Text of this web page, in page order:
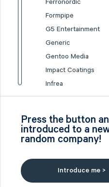
Ferronordic
Formpipe
G5 Entertainment
Generic
Gentoo Media
Impact Coatings
Infrea
Inission
I-tech
Lumi Gruppen
Press the button
introduced to a
random company!
Introduce me >